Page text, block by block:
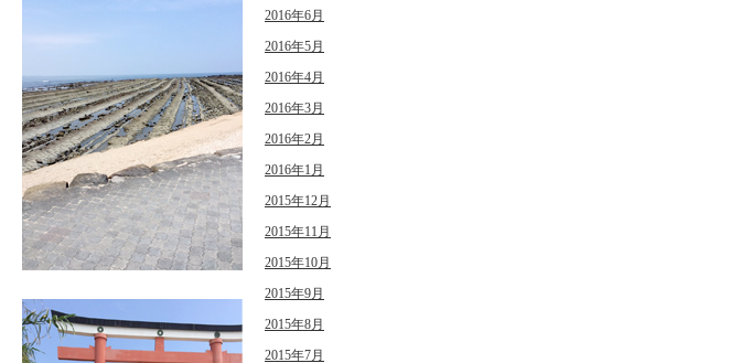
2016年6月
2016年5月
2016年4月
2016年3月
2016年2月
2016年1月
2015年12月
2015年11月
2015年10月
2015年9月
2015年8月
2015年7月